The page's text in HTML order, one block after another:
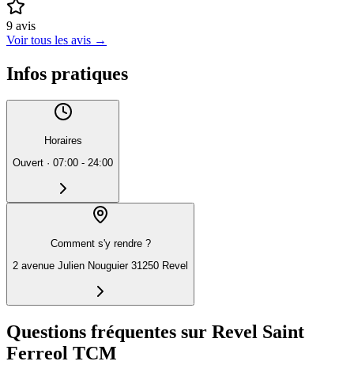
9 avis
Voir tous les avis →
Infos pratiques
Horaires
Ouvert · 07:00 - 24:00
Comment s'y rendre ?
2 avenue Julien Nouguier 31250 Revel
Questions fréquentes sur Revel Saint
Ferreol TCM